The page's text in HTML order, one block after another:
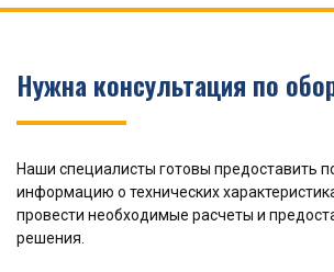
Нужна консультация по
Наши специалисты готовы предоставить
информацию о технических
провести необходимые расчеты и
решения.